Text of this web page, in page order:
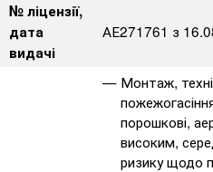
№ ліцензії,
дата
видачі
АЕ271761 з
Монтаж,
порошкові,
високим,
ризику щодо